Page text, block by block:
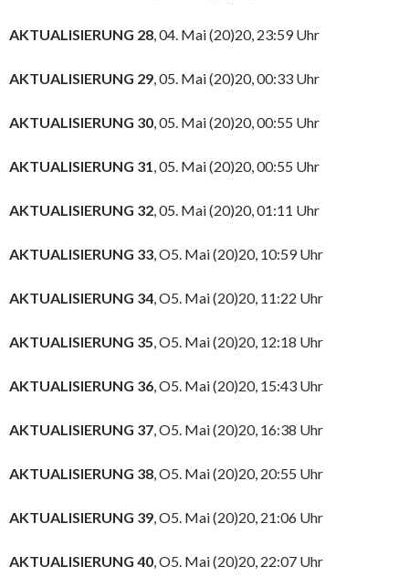
AKTUALISIERUNG 28, 04. Mai (20)20, 23:59 Uhr
AKTUALISIERUNG 29, 05. Mai (20)20, 00:33 Uhr
AKTUALISIERUNG 30, 05. Mai (20)20, 00:55 Uhr
AKTUALISIERUNG 31, 05. Mai (20)20, 00:55 Uhr
AKTUALISIERUNG 32, 05. Mai (20)20, 01:11 Uhr
AKTUALISIERUNG 33, O5. Mai (20)20, 10:59 Uhr
AKTUALISIERUNG 34, O5. Mai (20)20, 11:22 Uhr
AKTUALISIERUNG 35, O5. Mai (20)20, 12:18 Uhr
AKTUALISIERUNG 36, O5. Mai (20)20, 15:43 Uhr
AKTUALISIERUNG 37, O5. Mai (20)20, 16:38 Uhr
AKTUALISIERUNG 38, O5. Mai (20)20, 20:55 Uhr
AKTUALISIERUNG 39, O5. Mai (20)20, 21:06 Uhr
AKTUALISIERUNG 40, O5. Mai (20)20, 22:07 Uhr